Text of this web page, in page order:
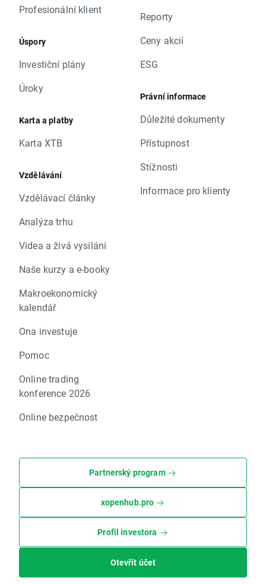
Profesionální klient
Úspory
Investiční plány
Úroky
Karta a platby
Karta XTB
Vzdělávání
Vzdělávací články
Analýza trhu
Videa a živá vysílání
Naše kurzy a e-booky
Makroekonomický
kalendář
Ona investuje
Pomoc
Online trading
konference 2026
Online bezpečnost
Reporty
Ceny akcií
ESG
Právní informace
Důležité dokumenty
Přístupnost
Stížnosti
Informace pro klienty
Partnerský program
xopenhub.pro
Profil investora
Otevřít účet